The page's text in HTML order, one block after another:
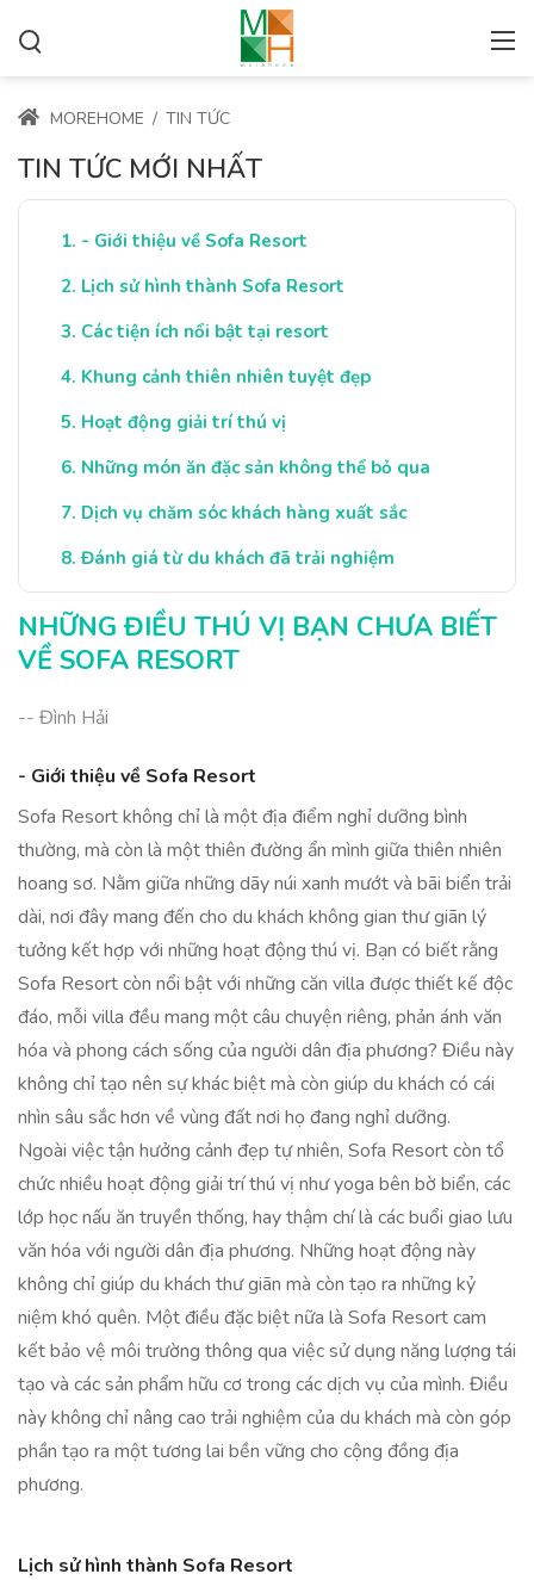
MOREHOME / TIN TỨC
TIN TỨC MỚI NHẤT
- Giới thiệu về Sofa Resort
Lịch sử hình thành Sofa Resort
Các tiện ích nổi bật tại resort
Khung cảnh thiên nhiên tuyệt đẹp
Hoạt động giải trí thú vị
Những món ăn đặc sản không thể bỏ qua
Dịch vụ chăm sóc khách hàng xuất sắc
Đánh giá từ du khách đã trải nghiệm
Kết luận: Trải nghiệm Sofa Resort đáng nhớ
NHỮNG ĐIỀU THÚ VỊ BẠN CHƯA BIẾT
VỀ SOFA RESORT
-- Đình Hải
- Giới thiệu về Sofa Resort
Sofa Resort không chỉ là một địa điểm nghỉ dưỡng bình
thường, mà còn là một thiên đường ẩn mình giữa thiên nhiên
hoang sơ. Nằm giữa những dãy núi xanh mướt và bãi biển trải
dài, nơi đây mang đến cho du khách không gian thư giãn lý
tưởng kết hợp với những hoạt động thú vị. Bạn có biết rằng
Sofa Resort còn nổi bật với những căn villa được thiết kế độc
đáo, mỗi villa đều mang một câu chuyện riêng, phản ánh văn
hóa và phong cách sống của người dân địa phương? Điều này
không chỉ tạo nên sự khác biệt mà còn giúp du khách có cái
nhìn sâu sắc hơn về vùng đất nơi họ đang nghỉ dưỡng.
Ngoài việc tận hưởng cảnh đẹp tự nhiên, Sofa Resort còn tổ
chức nhiều hoạt động giải trí thú vị như yoga bên bờ biển, các
lớp học nấu ăn truyền thống, hay thậm chí là các buổi giao lưu
văn hóa với người dân địa phương. Những hoạt động này
không chỉ giúp du khách thư giãn mà còn tạo ra những kỷ
niệm khó quên. Một điều đặc biệt nữa là Sofa Resort cam
kết bảo vệ môi trường thông qua việc sử dụng năng lượng tái
tạo và các sản phẩm hữu cơ trong các dịch vụ của mình. Điều
này không chỉ nâng cao trải nghiệm của du khách mà còn góp
phần tạo ra một tương lai bền vững cho cộng đồng địa
phương.
Lịch sử hình thành Sofa Resort